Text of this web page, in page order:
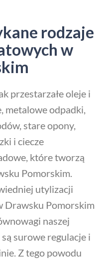
rodzaje
w
przestarzałe oleje i
metalowe odpadki,
stare opony,
i ciecze
które tworzą
Pomorskim.
utylizacji
Drawsku Pomorskim
naszej
surowe regulacje i
Z tego powodu